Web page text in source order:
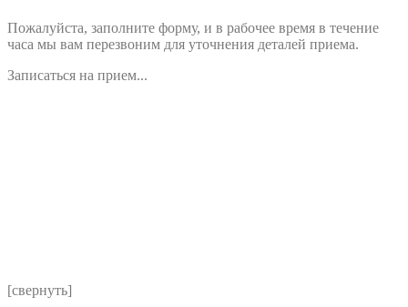
Пожалуйста, заполните форму, и в рабочее время в течение
часа мы вам перезвоним для уточнения деталей приема.
Записаться на прием...
[свернуть]